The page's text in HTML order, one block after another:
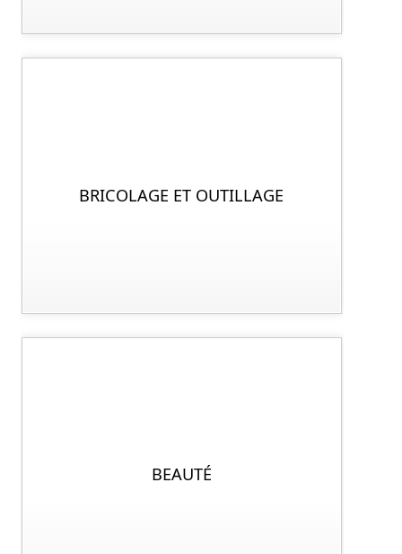
BRICOLAGE ET OUTILLAGE
BEAUTÉ